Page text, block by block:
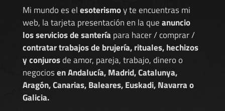
Mi mundo es elesoterismoy te encuentras mi
web, la tarjeta presentación en la queanuncio
los servicios de santería para hacer / comprar /
contratar trabajos de brujería, rituales, hechizos
y conjurosde amor, pareja, trabajo, dinero o
negociosen Andalucía, Madrid, Catalunya,
Aragón, Canarias, Baleares, Euskadi, Navarra o
Galicia.